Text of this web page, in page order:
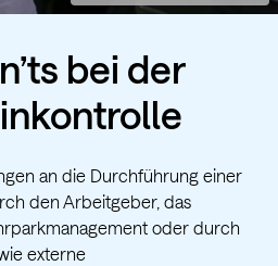
bei der
an die Durchführung einer
den Arbeitgeber, das
oder durch
externe